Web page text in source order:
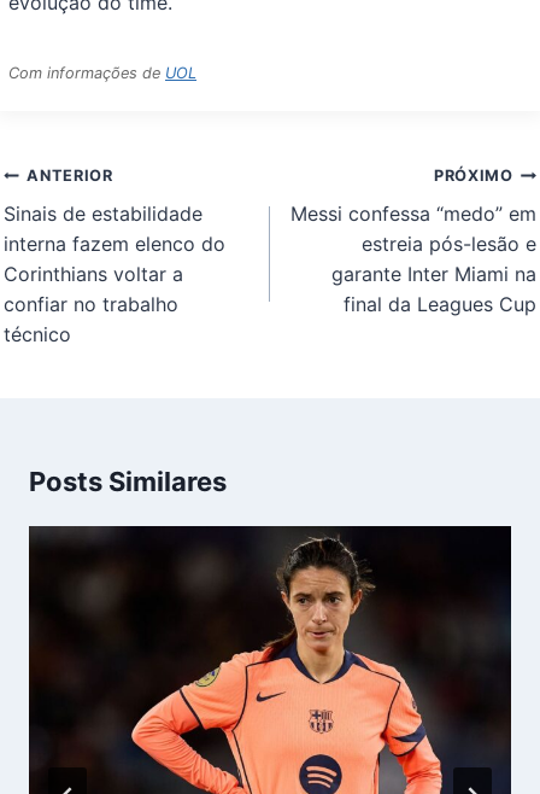
Com informações de UOL
Navegação
de
Post
ANTERIOR
Sinais de estabilidade
interna fazem elenco do
Corinthians voltar a
confiar no trabalho
técnico
PRÓXIMO
Messi confessa “medo” em
estreia pós-lesão e
garante Inter Miami na
final da Leagues Cup
Posts Similares